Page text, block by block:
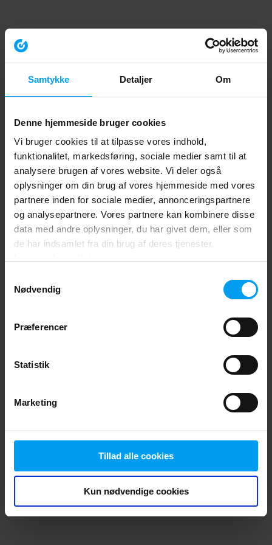
Samtykke Detaljer Om
Denne hjemmeside bruger cookies
Vi bruger cookies til at tilpasse vores indhold,
funktionalitet, markedsføring, sociale medier samt til at
analysere brugen af vores website. Vi deler også
oplysninger om din brug af vores hjemmeside med vores
partnere inden for sociale medier, annonceringspartnere
og analysepartnere. Vores partnere kan kombinere disse
data med andre oplysninger, du har givet dem, eller som
de har indsamlet fra din brug af deres tjenester.
Nødvendig
Præferencer
Statistik
Marketing
Tillad alle cookies
Kun nødvendige cookies
Application error: a client-side exception has occurred (see the